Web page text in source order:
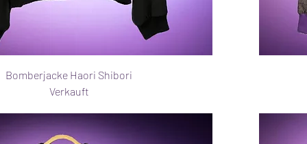
Bomberjacke Haori Shibori
Verkauft